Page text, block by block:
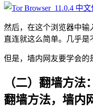
然后，在这个浏览器中输
直连就这么简单。几乎是
但是，墙内网友要学会的
（二）翻墙方
翻墙方法，墙内